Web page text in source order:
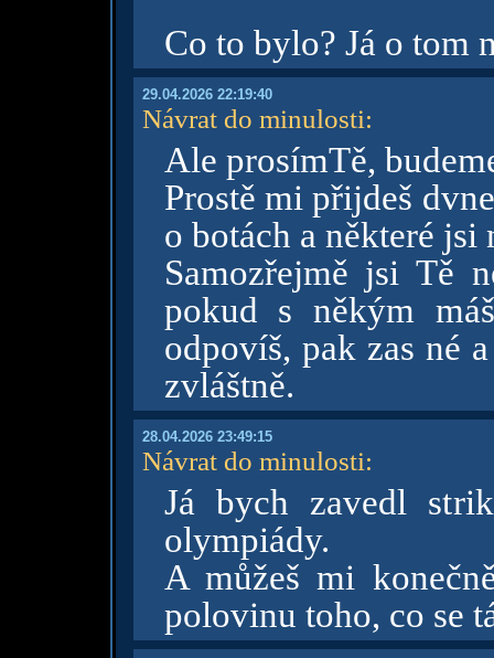
Co to bylo? Já o tom
29.04.2026 22:19:40
Návrat do minulosti:
Ale prosímTě,
Prostě mi přijdeš
o botách a některé jsi
Samozřejmě jsi Tě
pokud s někým
odpovíš, pak zas né
zvláštně.
28.04.2026 23:49:15
Návrat do minulosti:
Já bych zavedl
olympiády.
A můžeš mi
polovinu toho, co se